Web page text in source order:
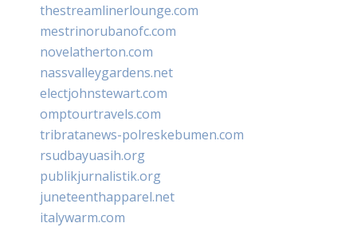
thestreamlinerlounge.com
mestrinorubanofc.com
novelatherton.com
nassvalleygardens.net
electjohnstewart.com
omptourtravels.com
tribratanews-polreskebumen.com
rsudbayuasih.org
publikjurnalistik.org
juneteenthapparel.net
italywarm.com